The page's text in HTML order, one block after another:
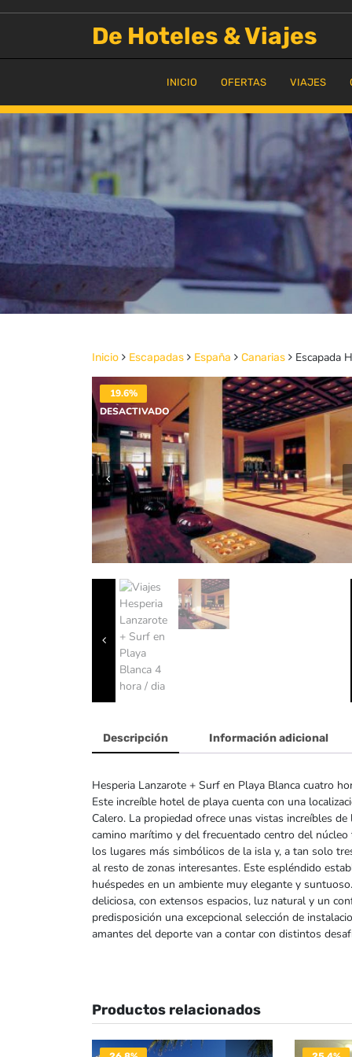
De Hoteles & Viajes
INICIO OFERTAS VIAJES
Inicio Escapadas España Canarias Escapada
19.6%
DESACTIVADO
Descripción Información adicional
Hesperia Lanzarote + Surf en Playa Blanca cuatro
Este increíble hotel de playa cuenta con una
Calero. La propiedad ofrece unas vistas increíbles
camino marítimo y del frecuentado centro del
los lugares más simbólicos de la isla y, a tan solo
al resto de zonas interesantes. Este espléndido
huéspedes en un ambiente muy elegante y
deliciosa, con extensos espacios, luz natural y un
predisposición una excepcional selección de
amantes del deporte van a contar con distintos
Productos relacionados